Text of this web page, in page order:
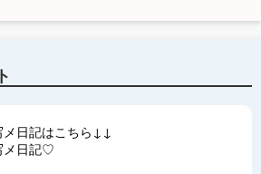
メ日記はこちら↓↓
メ日記♡